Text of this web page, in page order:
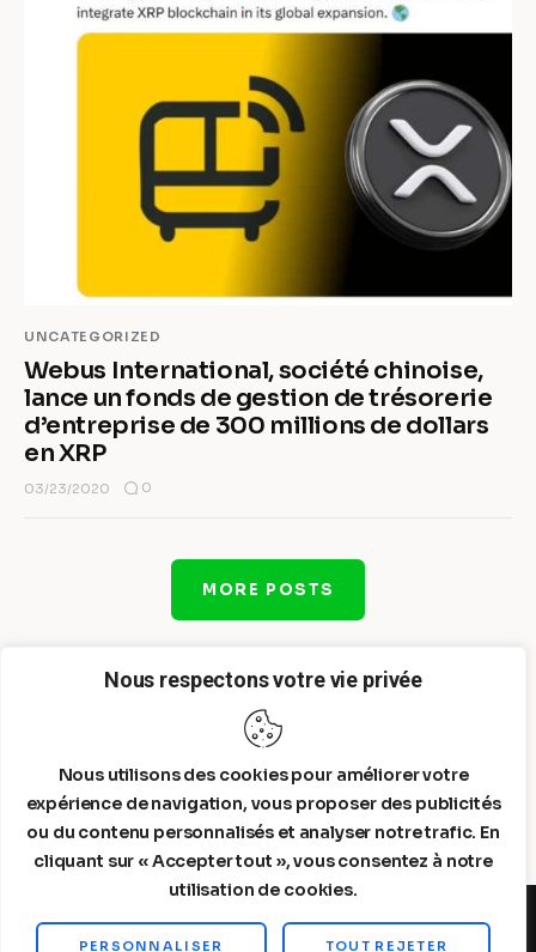
Nous respectons votre vie privée
Nous utilisons des cookies pour améliorer votre
expérience de navigation, vous proposer des publicités
ou du contenu personnalisés et analyser notre trafic. En
cliquant sur « Accepter tout », vous consentez à notre
utilisation de cookies.
PERSONNALISER TOUT REJETER
UNCATEGORIZED
Webus International, société chinoise,
lance un fonds de gestion de trésorerie
d’entreprise de 300 millions de dollars
en XRP
03/23/2020 0
MORE POSTS